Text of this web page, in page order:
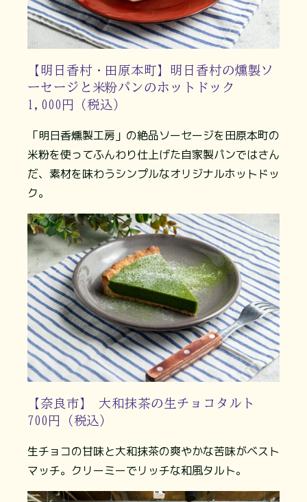
【明日香村・田原本町】明日香村の燻製ソ
ーセージと米粉パンのホットドック
1,000円（税込）
「明日香燻製工房」の絶品ソーセージを田原本町の
米粉を使ってふんわり仕上げた自家製パンではさん
だ、素材を味わうシンプルなオリジナルホットドッ
ク。
【奈良市】 大和抹茶の生チョコタルト
700円（税込）
生チョコの甘味と大和抹茶の爽やかな苦味がベスト
マッチ。クリーミーでリッチな和風タルト。